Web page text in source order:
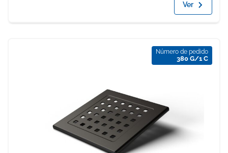
Ver
Número de pedido
380 G/1 C